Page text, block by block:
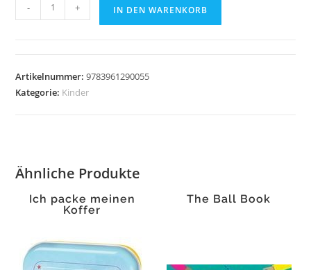
Dog
- + IN DEN WARENKORB
Artikelnummer:9783961290055
Kategorie: Kinder
Ähnliche Produkte
Ich packe meinen
Koffer
The Ball Book